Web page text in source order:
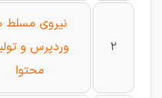
2
نیروی مسلط
وردپرس و
محتوا